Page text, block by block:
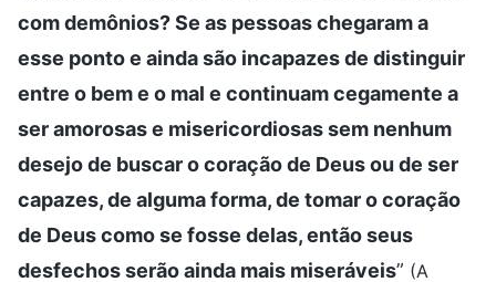
com demônios? Se as pessoas chegaram a
esse ponto e ainda são incapazes de distinguir
entre o bem e o mal e continuam cegamente a
ser amorosas e misericordiosas sem nenhum
desejo de buscar o coração de Deus ou de ser
capazes, de alguma forma, de tomar o coração
de Deus como se fosse delas, então seus
desfechos serão ainda mais miseráveis” (A